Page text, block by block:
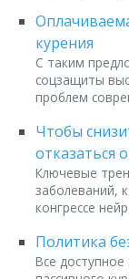
курения
С таким
соцзащиты
проблем
Чтобы
отказаться
Ключевые
заболеваний,
конгрессе
Политика
Все